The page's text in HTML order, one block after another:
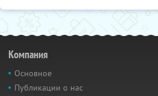
Компания
Основное
Публикации о нас